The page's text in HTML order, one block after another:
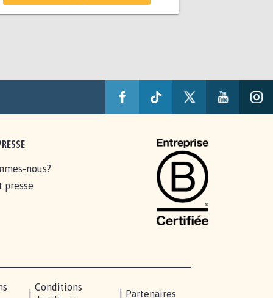
nous?
presse
Conditions
Partenaires